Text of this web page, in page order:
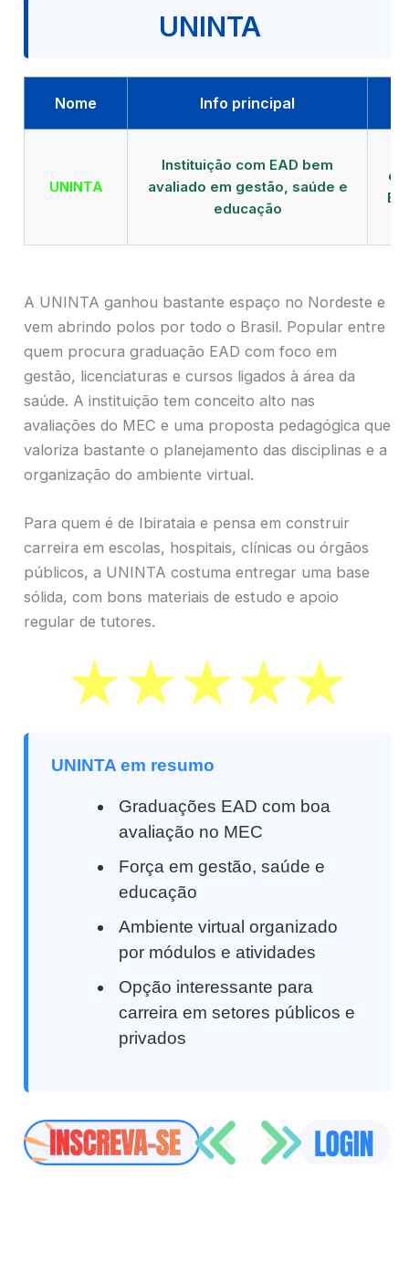
UNINTA
Nome Info principal
UNINTA
Instituição com EAD bem
avaliado em gestão, saúde e
educação
A UNINTA ganhou bastante espaço no Nordeste e
vem abrindo polos por todo o Brasil. Popular entre
quem procura graduação EAD com foco em
gestão, licenciaturas e cursos ligados à área da
saúde. A instituição tem conceito alto nas
avaliações do MEC e uma proposta pedagógica que
valoriza bastante o planejamento das disciplinas e a
organização do ambiente virtual.
Para quem é de Ibirataia e pensa em construir
carreira em escolas, hospitais, clínicas ou órgãos
públicos, a UNINTA costuma entregar uma base
sólida, com bons materiais de estudo e apoio
regular de tutores.
UNINTA em resumo
Graduações EAD com boa
avaliação no MEC
Força em gestão, saúde e
educação
Ambiente virtual organizado
por módulos e atividades
Opção interessante para
carreira em setores públicos e
privados